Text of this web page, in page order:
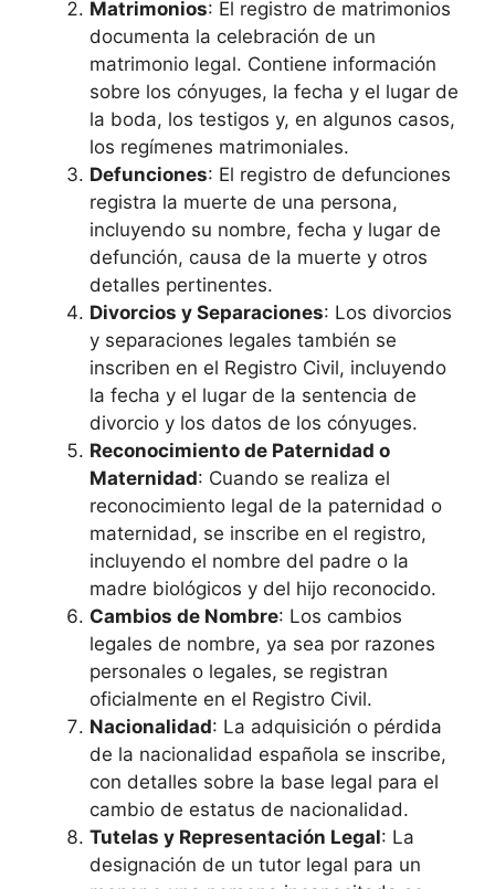
Matrimonios: El registro de matrimonios
documenta la celebración de un
matrimonio legal. Contiene información
sobre los cónyuges, la fecha y el lugar de
la boda, los testigos y, en algunos casos,
los regímenes matrimoniales.
Defunciones: El registro de defunciones
registra la muerte de una persona,
incluyendo su nombre, fecha y lugar de
defunción, causa de la muerte y otros
detalles pertinentes.
Divorcios y Separaciones: Los divorcios
y separaciones legales también se
inscriben en el Registro Civil, incluyendo
la fecha y el lugar de la sentencia de
divorcio y los datos de los cónyuges.
Reconocimiento de Paternidad o
Maternidad: Cuando se realiza el
reconocimiento legal de la paternidad o
maternidad, se inscribe en el registro,
incluyendo el nombre del padre o la
madre biológicos y del hijo reconocido.
Cambios de Nombre: Los cambios
legales de nombre, ya sea por razones
personales o legales, se registran
oficialmente en el Registro Civil.
Nacionalidad: La adquisición o pérdida
de la nacionalidad española se inscribe,
con detalles sobre la base legal para el
cambio de estatus de nacionalidad.
Tutelas y Representación Legal: La
designación de un tutor legal para un